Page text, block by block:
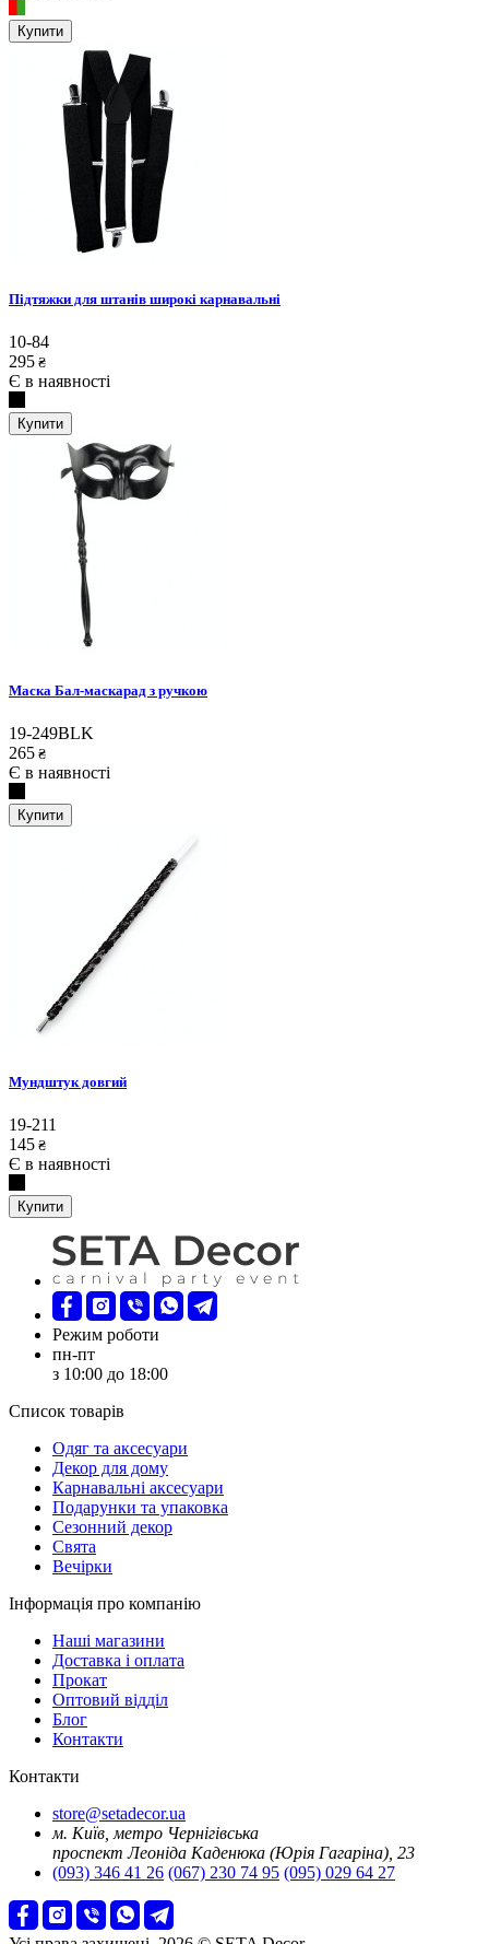
Купити
Підтяжки для штанів широкі карнавальні
10-84
295 ₴
Є в наявності
Купити
Маска Бал-маскарад з ручкою
19-249BLK
265 ₴
Є в наявності
Купити
Мундштук довгий
19-211
145 ₴
Є в наявності
Купити
Режим роботи
пн-пт
з 10:00 до 18:00
Список товарів
Oдяг та аксесуари
Декор для дому
Карнавальні аксесуари
Подарунки та упаковка
Сезонний декор
Свята
Вечірки
Інформація про компанію
Наші магазини
Доставка і оплата
Прокат
Оптовий відділ
Блог
Контакти
Контакти
store@setadecor.ua
м. Київ, метро Чернігівська
проспект Леоніда Каденюка (Юрія Гагаріна), 23
(093) 346 41 26 (067) 230 74 95 (095) 029 64 27